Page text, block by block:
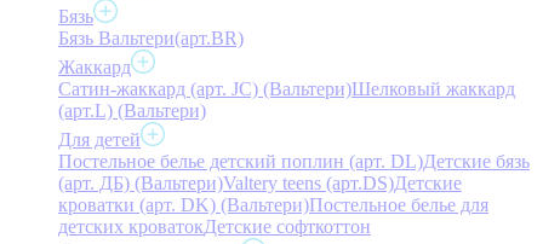
Бязь
Бязь Вальтери(арт.BR)
Жаккард
Сатин-жаккард (арт. JC) (Вальтери)Шелковый жаккард
(арт.L) (Вальтери)
Для детей
Постельное белье детский поплин (арт. DL)Детские бязь
(арт. ДБ) (Вальтери)Valtery teens (арт.DS)Детские
кроватки (арт. DK) (Вальтери)Постельное белье для
детских кроватокДетские софткоттон